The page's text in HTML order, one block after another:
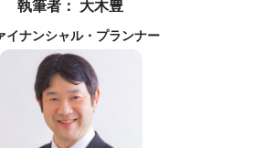
執筆者： 大木豊
イナンシャル・プランナー